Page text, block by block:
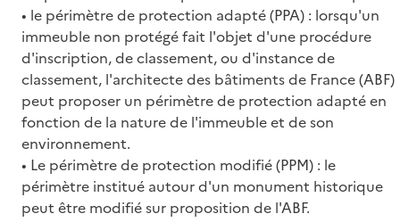
• le périmètre de protection adapté (PPA) : lorsqu'un
immeuble non protégé fait l'objet d'une procédure
d'inscription, de classement, ou d'instance de
classement, l'architecte des bâtiments de France (ABF)
peut proposer un périmètre de protection adapté en
fonction de la nature de l'immeuble et de son
environnement.
• Le périmètre de protection modifié (PPM) : le
périmètre institué autour d'un monument historique
peut être modifié sur proposition de l'ABF.